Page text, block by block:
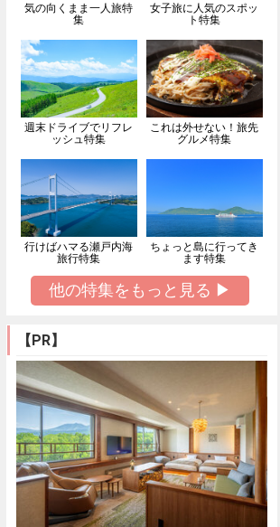
気の向くまま一人旅特
集
女子旅に人気のスポッ
ト特集
週末ドライブでリフレ
ッシュ特集
これは外せない！旅先
グルメ特集
行けばハマる瀬戸内海
旅行特集
ちょっと島に行ってき
ます特集
他の特集をもっと見る ▶
【PR】